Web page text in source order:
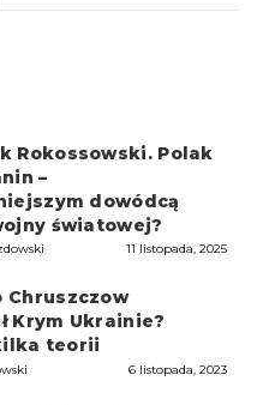
Rokossowski. Polak
–
dowódcą
światowej?
11 listopada, 2025
Chruszczow
Krym Ukrainie?
teorii
6 listopada, 2023